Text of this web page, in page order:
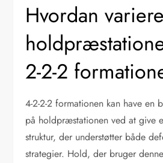
Hvordan
2-2-2
4-2-2-2 formationen kan have en
på holdpræstationen ved at give
struktur, der understøtter både
strategier. Hold, der bruger